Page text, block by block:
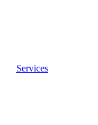
Services